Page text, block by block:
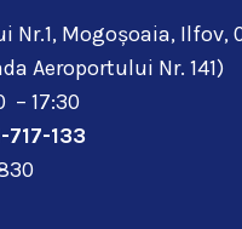
Nr.1, Mogoșoaia, Ilfov,
Aeroportului Nr. 141)
– 17:30
133